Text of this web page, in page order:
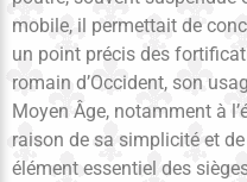
mobile, il permettait de
un point précis des
romain d’Occident, son
Moyen Âge, notamment à
raison de sa simplicité et
élément essentiel des